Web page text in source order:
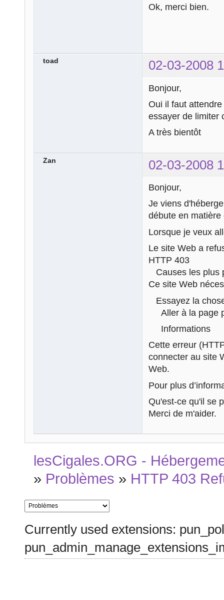
Ok, merci bien.
toad 02-03-2008
Bonjour,
Oui il faut
essayer de limiter
A très bientôt
Zan 02-03-2008
Bonjour,
Je viens
débute en matière
Lorsque je veux
Le site Web a
HTTP 403
Causes les plus
Ce site Web
Essayez la
Aller à la page
Informations
Cette erreur
connecter au site
Web.
Pour plus
Qu'est-ce qu'il se
Merci de m'aider.
lesCigales.ORG -
» Problèmes » HTTP 403
Currently used extensions: